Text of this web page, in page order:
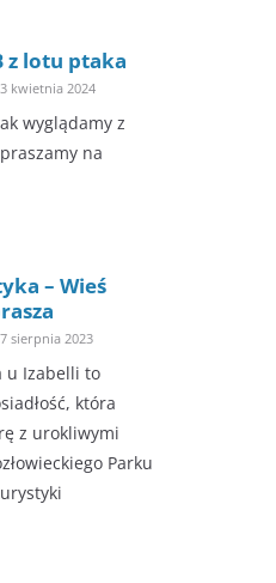
z lotu ptaka
kwietnia 2024
wyglądamy z
na
– Wieś
sierpnia 2023
u Izabelli to
która
z urokliwymi
Parku